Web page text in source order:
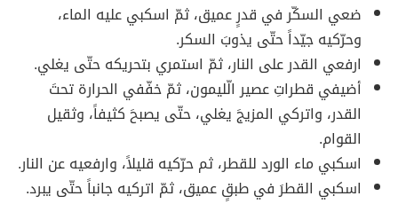
ضعي السكّر في قدرٍ عميق، ثمّ اسكبي عليه الماء،
وحرّكيه جيّداً حتّى يذوبَ السكر.
ارفعي القدر على النار، ثمّ استمري بتحريكه حتّى يغلي.
أضيفي قطراتِ عصير الّليمون، ثمّ خفّفي الحرارة تحتَ
القدر، واتركي المزيجَ يغلي، حتّى يصبحَ كثيفاً، وثقيل
القوام.
اسكبي ماء الورد للقطر، ثم حرّكيه قليلاً، وارفعيه عن النار.
اسكبي القطرَ في طبقٍ عميق، ثمّ اتركيه جانباً حتّى يبرد.